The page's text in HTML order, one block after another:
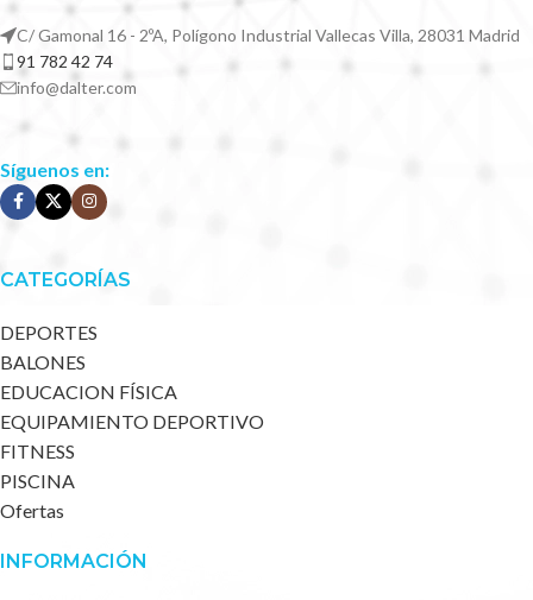
C/ Gamonal 16 - 2ºA, Polígono Industrial Vallecas Villa, 28031 Madrid
91 782 42 74
info@dalter.com
Síguenos en:
CATEGORÍAS
DEPORTES
BALONES
EDUCACION FÍSICA
EQUIPAMIENTO DEPORTIVO
FITNESS
PISCINA
Ofertas
INFORMACIÓN